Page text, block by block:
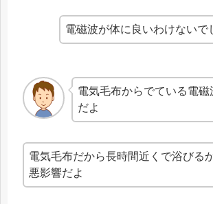
電磁波が体に良いわけないで
電気毛布からでている電
だよ
電気毛布だから長時間近くで浴びる
悪影響だよ